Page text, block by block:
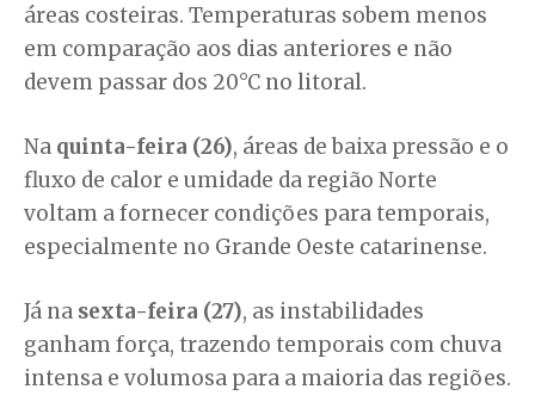
áreas costeiras. Temperaturas sobem menos
em comparação aos dias anteriores e não
devem passar dos 20°C no litoral.
Na quinta-feira (26), áreas de baixa pressão e o
fluxo de calor e umidade da região Norte
voltam a fornecer condições para temporais,
especialmente no Grande Oeste catarinense.
Já na sexta-feira (27), as instabilidades
ganham força, trazendo temporais com chuva
intensa e volumosa para a maioria das regiões.